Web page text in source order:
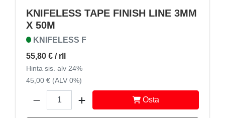
KNIFELESS TAPE FINISH LINE 3MM
X 50M
KNIFELESS F
55,80 € / rll
Hinta sis. alv 24%
45,00 € (ALV 0%)
Osta